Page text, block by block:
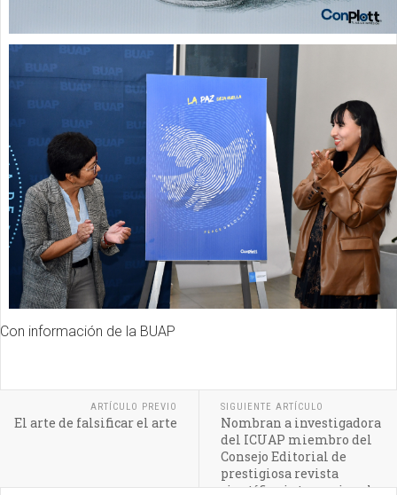
Con información de la BUAP
ARTÍCULO PREVIO
El arte de falsificar el arte
SIGUIENTE ARTÍCULO
Nombran a investigadora
del ICUAP miembro del
Consejo Editorial de
prestigiosa revista
científica internacional